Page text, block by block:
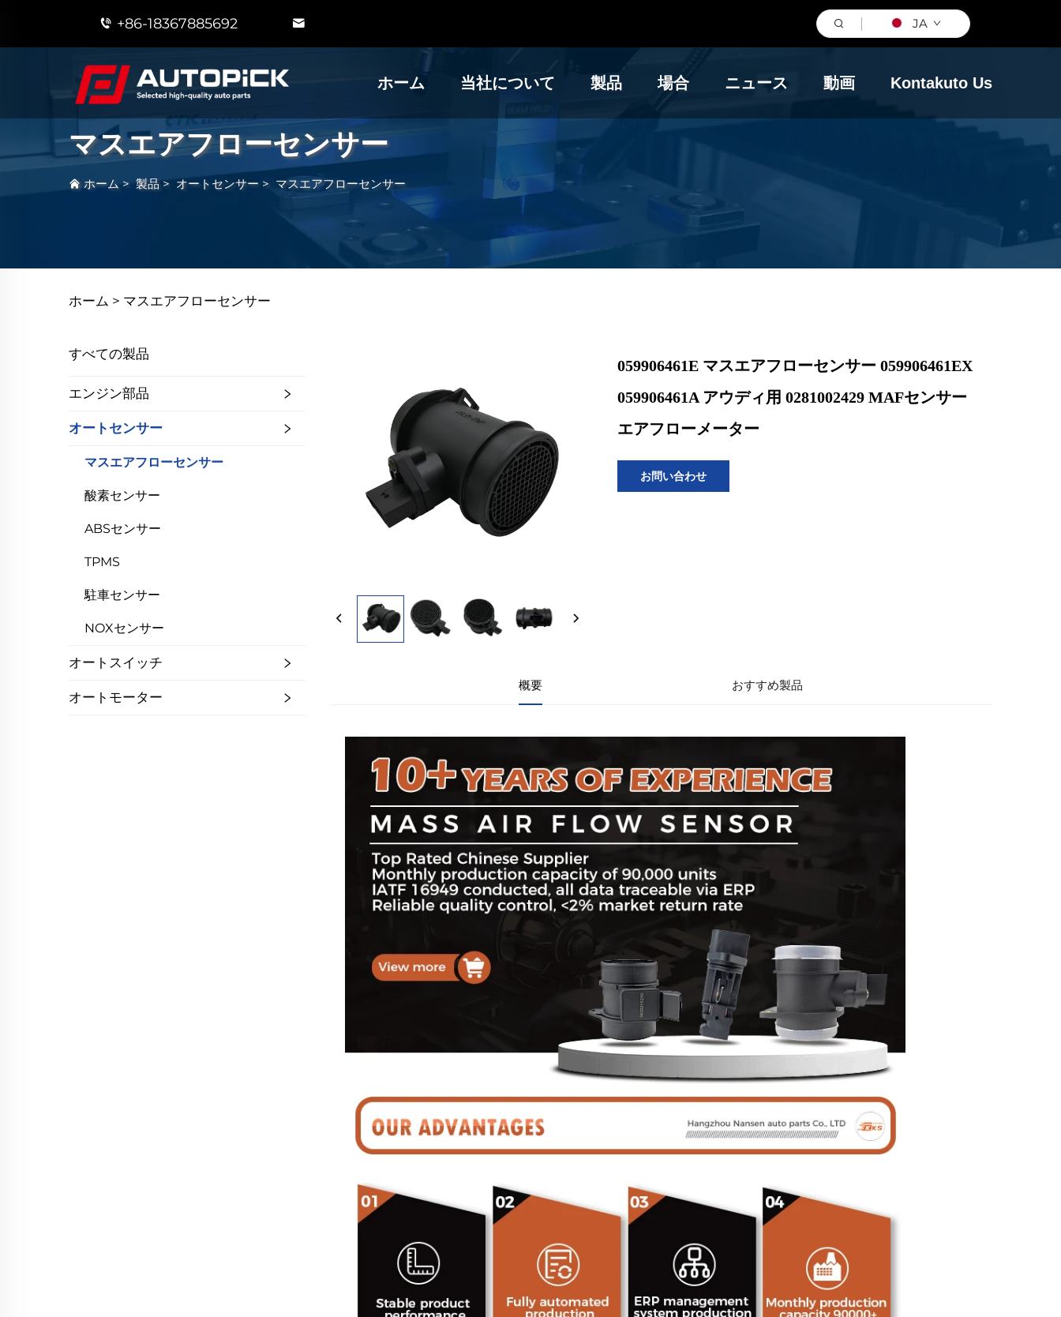
+86-18367885692 JA
ホーム 当社について 製品 場合 ニュース 動画 Kontakuto Us
マスエアフローセンサー
ホーム > 製品 > オートセンサー > マスエアフローセンサー
ホーム > マスエアフローセンサー
すべての製品
エンジン部品
オートセンサー
マスエアフローセンサー
酸素センサー
ABSセンサー
TPMS
駐車センサー
NOXセンサー
オートスイッチ
オートモーター
059906461E マスエアフローセンサー 059906461EX
059906461A アウディ用 0281002429 MAFセンサー
エアフローメーター
お問い合わせ
概要 おすすめ製品